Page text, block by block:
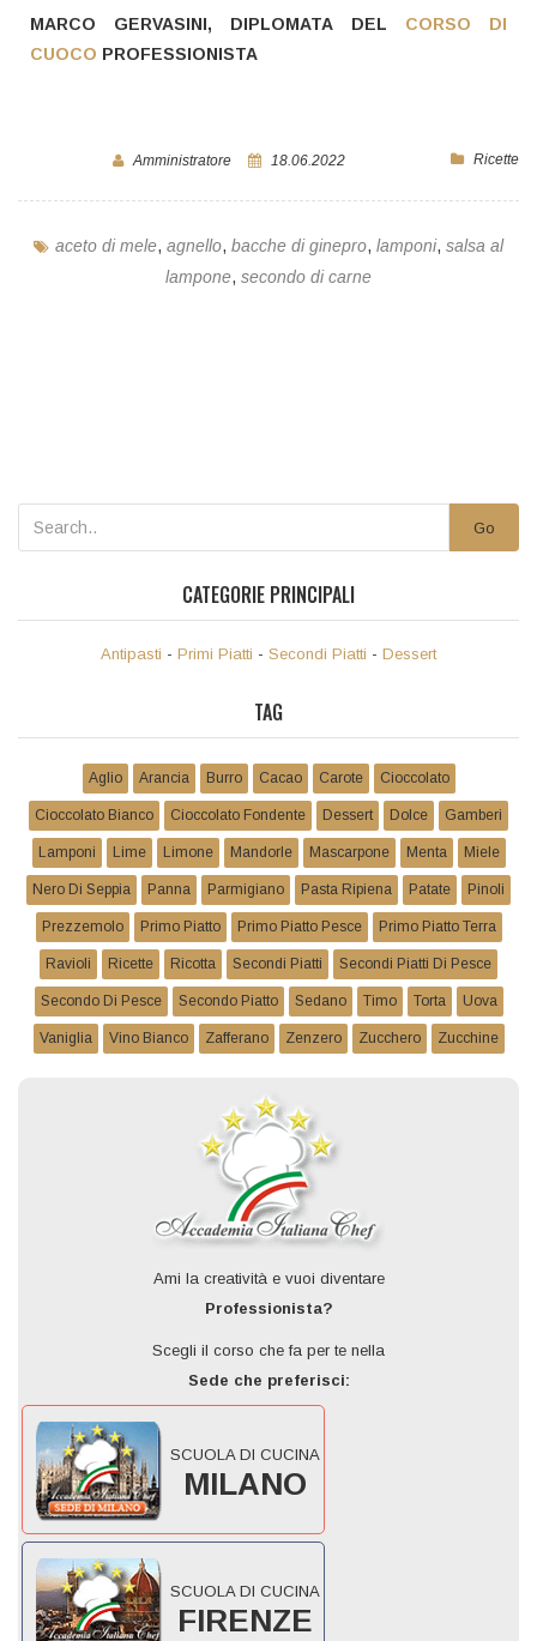
MARCO GERVASINI, DIPLOMATA DEL CORSO DI
CUOCO PROFESSIONISTA
Amministratore 18.06.2022 Ricette
aceto di mele, agnello, bacche di ginepro, lamponi, salsa al
lampone, secondo di carne
Go
CATEGORIE PRINCIPALI
Antipasti - Primi Piatti - Secondi Piatti - Dessert
TAG
Aglio Arancia Burro Cacao Carote Cioccolato
Cioccolato Bianco Cioccolato Fondente Dessert Dolce Gamberi
Lamponi Lime Limone Mandorle Mascarpone Menta Miele
Nero Di Seppia Panna Parmigiano Pasta Ripiena Patate Pinoli
Prezzemolo Primo Piatto Primo Piatto Pesce Primo Piatto Terra
Ravioli Ricette Ricotta Secondi Piatti Secondi Piatti Di Pesce
Secondo Di Pesce Secondo Piatto Sedano Timo Torta Uova
Vaniglia Vino Bianco Zafferano Zenzero Zucchero Zucchine
Ami la creatività e vuoi diventare
Professionista?
Scegli il corso che fa per te nella
Sede che preferisci:
SCUOLA DI CUCINA
MILANO
SCUOLA DI CUCINA
FIRENZE